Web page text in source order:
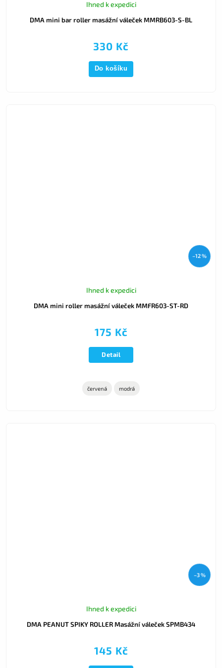
DMA mini bar roller masážní váleček MMRB603-S-BL
Ihned k expedici
330 Kč
Do košíku
–12 %
DMA mini roller masážní váleček MMFR603-ST-RD
Ihned k expedici
175 Kč
Detail
červená modrá
–3 %
DMA PEANUT SPIKY ROLLER Masážní váleček SPMB434
Ihned k expedici
145 Kč